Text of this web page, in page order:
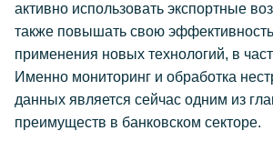
активно использовать экспортные
также повышать свою эффективность
применения новых технологий, в
Именно мониторинг и обработка
данных является сейчас одним из
преимуществ в банковском секторе.